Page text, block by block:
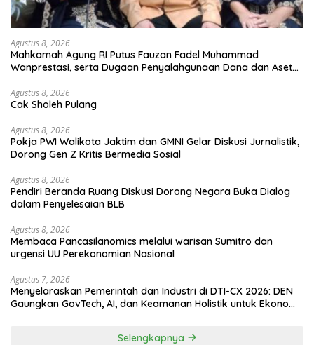
Agustus 8, 2026
Mahkamah Agung RI Putus Fauzan Fadel Muhammad
Wanprestasi, serta Dugaan Penyalahgunaan Dana dan Aset
Agustus 8, 2026
Cak Sholeh Pulang
Agustus 8, 2026
Pokja PWI Walikota Jaktim dan GMNI Gelar Diskusi Jurnalistik,
Dorong Gen Z Kritis Bermedia Sosial
Agustus 8, 2026
Pendiri Beranda Ruang Diskusi Dorong Negara Buka Dialog
dalam Penyelesaian BLB
Agustus 8, 2026
Membaca Pancasilanomics melalui warisan Sumitro dan
urgensi UU Perekonomian Nasional
Agustus 7, 2026
Menyelaraskan Pemerintah dan Industri di DTI-CX 2026: DEN
Gaungkan GovTech, AI, dan Keamanan Holistik untuk Ekonomi
Selengkapnya